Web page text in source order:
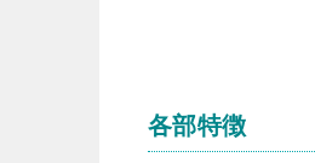
各部特徴